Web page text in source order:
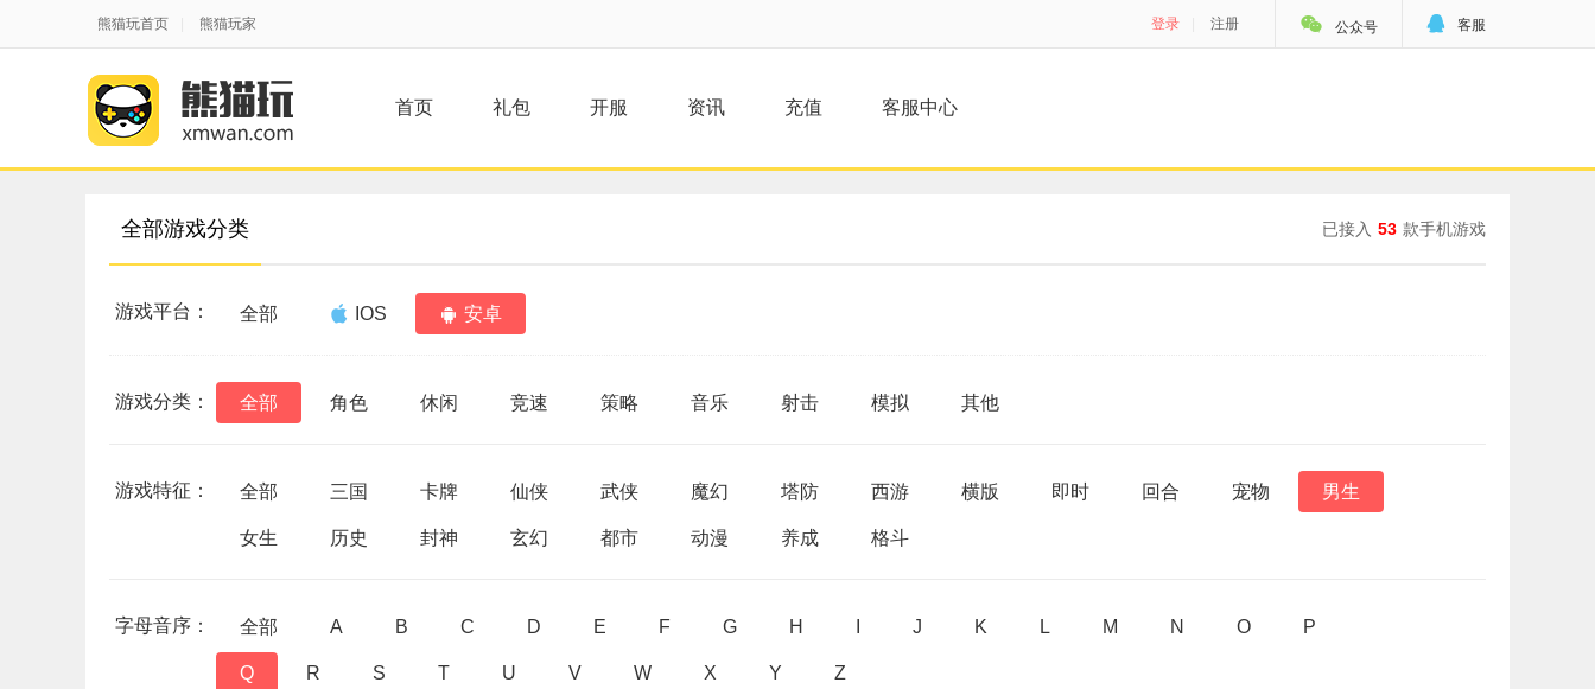
熊猫玩首页 熊猫玩家 登录 注册  公众号  客服
首页 礼包 开服 资讯 充值 客服中心
全部游戏分类 已接入 53 款手机游戏
游戏平台： 全部 IOS 安卓
游戏分类： 全部 角色 休闲 竞速 策略 音乐 射击 模拟 其他
游戏特征： 全部 三国 卡牌 仙侠 武侠 魔幻 塔防 西游 横版 即时 回合 宠物 男生
女生 历史 封神 玄幻 都市 动漫 养成 格斗
字母音序： 全部 A B C D E F G H J K L M N O P
Q R S T U V W X Y Z